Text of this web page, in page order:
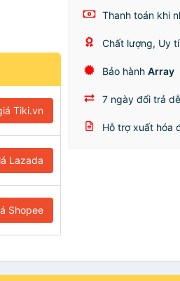
Tiki.vn
Lazada
Shopee
Thanh toán khi
Chất lượng, Uy
Bảo hànhArray
7 ngày đổi trả
Hỗ trợ xuất hóa